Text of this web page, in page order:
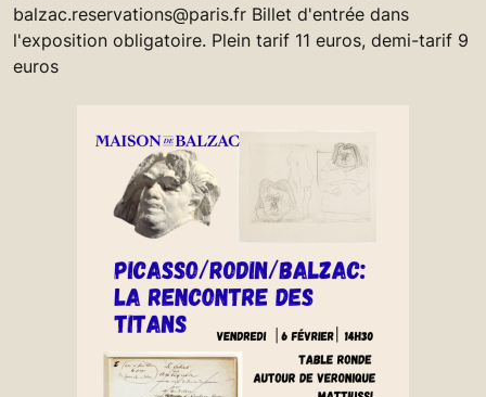
balzac.reservations@paris.fr Billet d'entrée dans
l'exposition obligatoire. Plein tarif 11 euros, demi-tarif 9
euros